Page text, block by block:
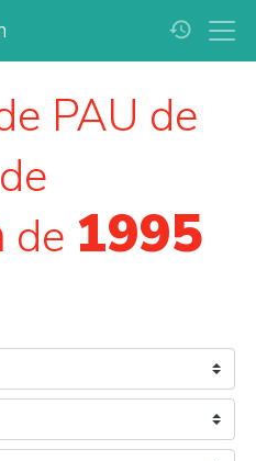
history
PAU de
de
de 1995